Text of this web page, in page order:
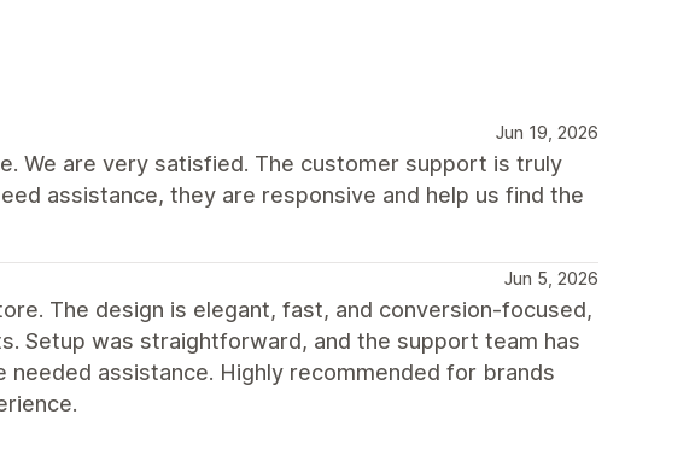
Jun 19, 2026
We are very satisfied. The customer support is truly
assistance, they are responsive and help us find the
Jun 5, 2026
The design is elegant, fast, and conversion-focused,
Setup was straightforward, and the support team has
assistance. Highly recommended for brands